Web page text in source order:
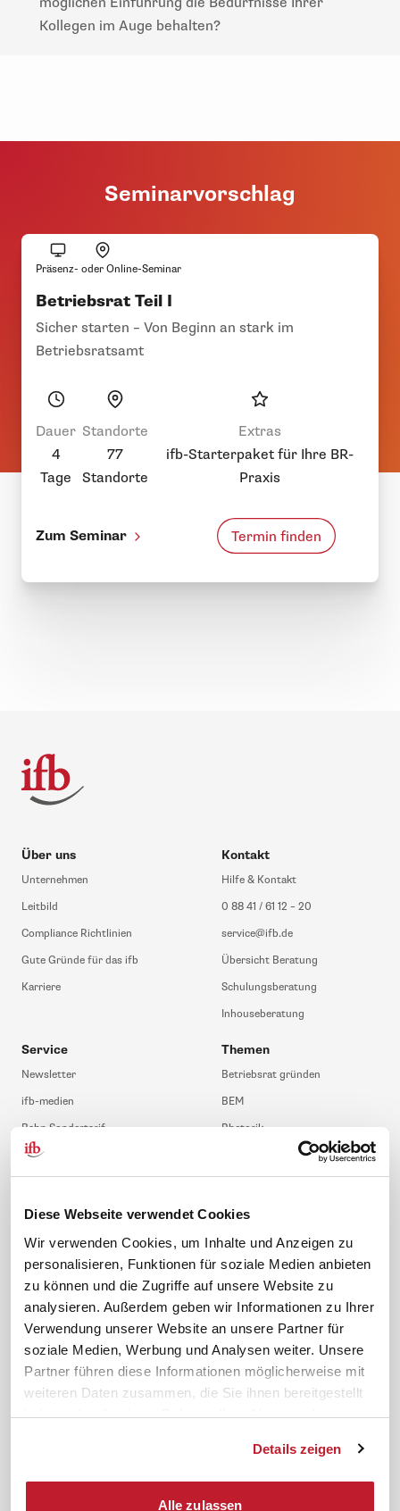
Diese Webseite verwendet Cookies
Wir verwenden Cookies, um Inhalte und Anzeigen zu
personalisieren, Funktionen für soziale Medien anbieten
zu können und die Zugriffe auf unsere Website zu
analysieren. Außerdem geben wir Informationen zu Ihrer
Verwendung unserer Website an unsere Partner für
soziale Medien, Werbung und Analysen weiter. Unsere
Partner führen diese Informationen möglicherweise mit
weiteren Daten zusammen, die Sie ihnen bereitgestellt
haben oder die sie im Rahmen Ihrer Nutzung der
Details zeigen
Alle zulassen
Kollegen im Auge behalten?
Seminarvorschlag
Präsenz- oder Online-Seminar
Betriebsrat Teil I
Sicher starten – Von Beginn an stark im
Betriebsratsamt
Dauer
4
Tage
Standorte
77
Standorte
Extras
ifb-Starterpaket für Ihre BR-
Praxis
Zum Seminar Termin finden
Über uns
Unternehmen
Leitbild
Compliance Richtlinien
Gute Gründe für das ifb
Karriere
Kontakt
Hilfe & Kontakt
0 88 41 / 61 12 – 20
service@ifb.de
Übersicht Beratung
Schulungsberatung
Inhouseberatung
Service
Newsletter
ifb-medien
Bahn Sondertarif
meinifb
FAQ
ifb-App Betriebsrat360
Themen
Betriebsrat gründen
BEM
Rhetorik
JAV-Wahl
News. Wissen. Themen.
Lexikon
Rechtsprechung
Gesetze
Folgen Sie uns
Sicherheit durch geprüfte
Qualität!
Cookiebot Impressum